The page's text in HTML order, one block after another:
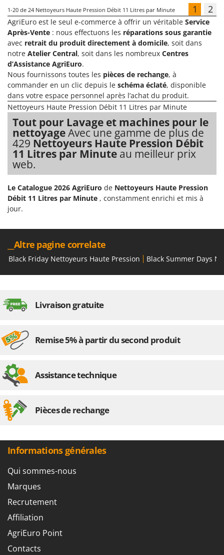
1-20 de 24 Nettoyeurs Haute Pression Débit 11 Litres par Minute 1 2
AgriEuro est le seul e-commerce à offrir un véritable Service
Après-Vente : nous effectuons les réparations sous garantie
avec retrait du produit directement à domicile, soit dans
notre Atelier Central, soit dans les nombreux Centres
d’Assistance AgriEuro.
Nous fournissons toutes les pièces de rechange, à
commander en un clic depuis le schéma éclaté, disponible
dans votre espace personnel après l’achat du produit.
Nettoyeurs Haute Pression Débit 11 Litres par Minute
Tout pour Lavage et machines pour le
nettoyageAvec une gamme de plus de
429 Nettoyeurs Haute Pression Débit
11 Litres par Minute au meilleur prix
web.
Le Catalogue 2026 AgriEuro de Nettoyeurs Haute Pression
Débit 11 Litres par Minute , constamment enrichi et mis à
jour.
__Altre pagine correlate
Black Friday Nettoyeurs Haute Pression Black Summer Days
Livraison gratuite
Remise 5% à partir du second produit
Assistance technique
Pièces de rechange
Informations générales
Qui sommes-nous
Marques
Recrutement
Affiliation
AgriEuro Point
Contacts